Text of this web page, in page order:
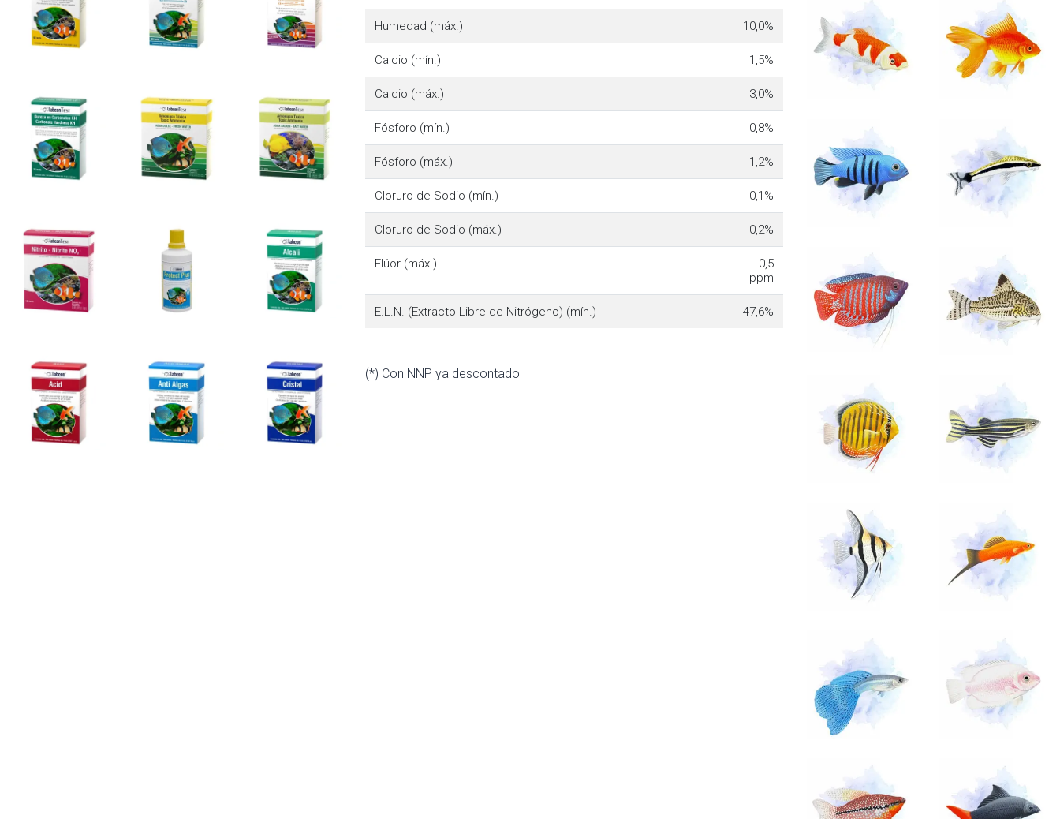
Humedad (máx.) 10,0%
Calcio (mín.) 1,5%
Calcio (máx.) 3,0%
Fósforo (mín.) 0,8%
Fósforo (máx.) 1,2%
Cloruro de Sodio (mín.) 0,1%
Cloruro de Sodio (máx.) 0,2%
Flúor (máx.)
0,5
ppm
E.L.N. (Extracto Libre de Nitrógeno) (mín.) 47,6%
(*) Con NNP ya descontado